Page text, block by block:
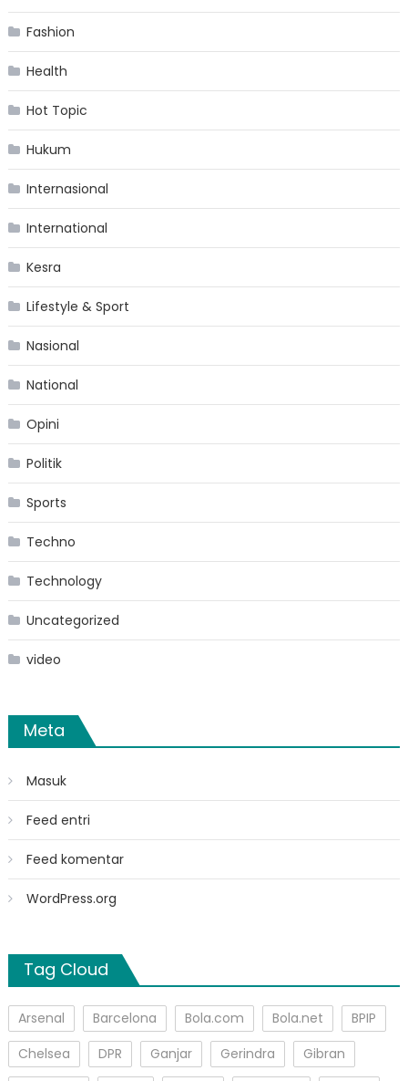
Fashion
Health
Hot Topic
Hukum
Internasional
International
Kesra
Lifestyle & Sport
Nasional
National
Opini
Politik
Sports
Techno
Technology
Uncategorized
video
Meta
Masuk
Feed entri
Feed komentar
WordPress.org
Tag Cloud
Arsenal Barcelona Bola.com Bola.net
BPIP
Chelsea
DPR Ganjar Gerindra
Gibran